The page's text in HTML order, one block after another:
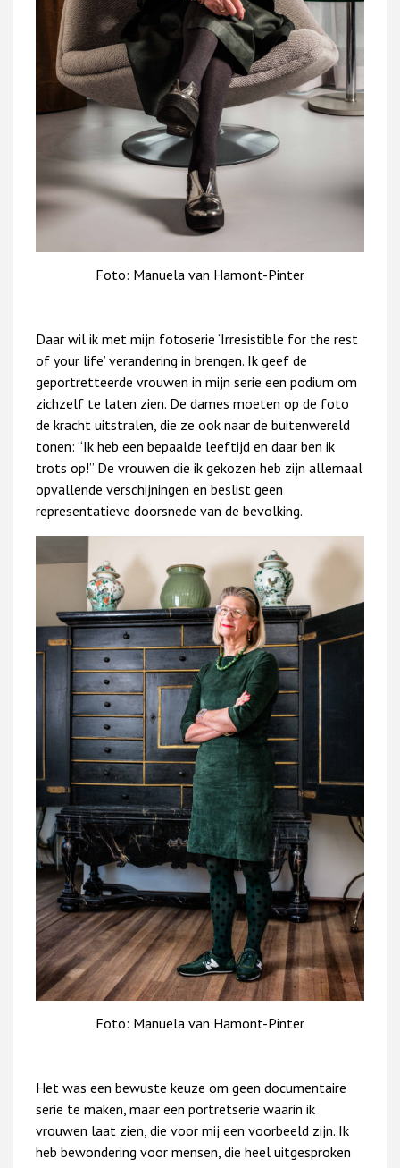
Foto: Manuela van Hamont-Pinter
Daar wil ik met mijn fotoserie ‘Irresistible for the rest
of your life’ verandering in brengen. Ik geef de
geportretteerde vrouwen in mijn serie een podium om
zichzelf te laten zien. De dames moeten op de foto
de kracht uitstralen, die ze ook naar de buitenwereld
tonen: “Ik heb een bepaalde leeftijd en daar ben ik
trots op!” De vrouwen die ik gekozen heb zijn allemaal
opvallende verschijningen en beslist geen
representatieve doorsnede van de bevolking.
Foto: Manuela van Hamont-Pinter
Het was een bewuste keuze om geen documentaire
serie te maken, maar een portretserie waarin ik
vrouwen laat zien, die voor mij een voorbeeld zijn. Ik
heb bewondering voor mensen, die heel uitgesproken